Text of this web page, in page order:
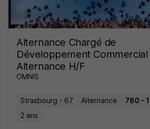
Alternance Chargé de
Développement Commercial
Alternance H/F
OMNIS
Strasbourg - 67 Alternance
780 -
2 ans